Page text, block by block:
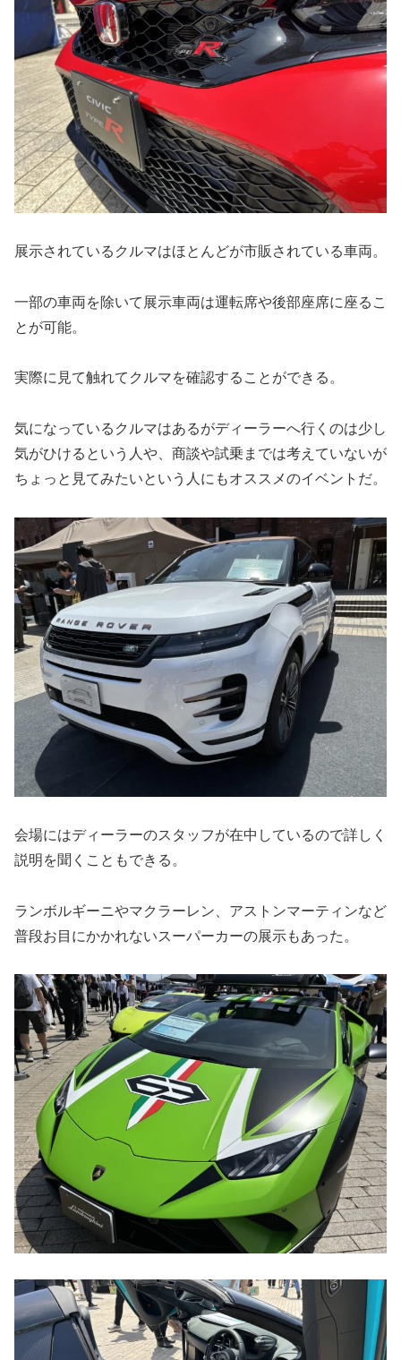
展示されているクルマはほとんどが市販されている車両。
一部の車両を除いて展示車両は運転席や後部座席に座るこ
とが可能。
実際に見て触れてクルマを確認することができる。
気になっているクルマはあるがディーラーへ行くのは少し
気がひけるという人や、商談や試乗までは考えていないが
ちょっと見てみたいという人にもオススメのイベントだ。
会場にはディーラーのスタッフが在中しているので詳しく
説明を聞くこともできる。
ランボルギーニやマクラーレン、アストンマーティンなど
普段お目にかかれないスーパーカーの展示もあった。